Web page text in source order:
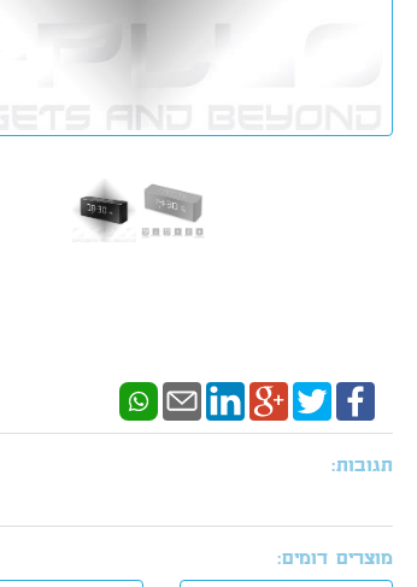
תגובות:
מוצרים דומים: